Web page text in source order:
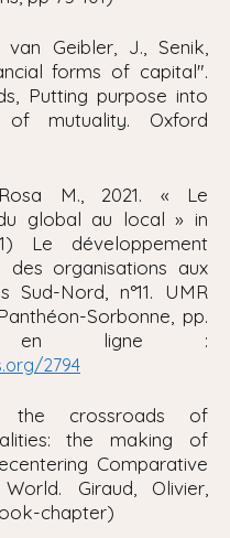
Geibler, J., Senik,
forms of capital".
Putting purpose into
mutuality. Oxford
M., 2021. « Le
global au local » in
Le développement
organisations aux
Sud-Nord, n°11. UMR
Sorbonne, pp.
en ligne :
2794
the crossroads of
the making of
Comparative
Giraud, Olivier,
chapter)